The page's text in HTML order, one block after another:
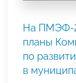
На ПМЭФ-
планы
по
в